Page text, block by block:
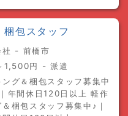
包スタッフ
社 - 前橋市
1,500円 - 派遣
グ＆梱包スタッフ募集中
年間休日120日以上 軽作
梱包スタッフ募集中♪｜